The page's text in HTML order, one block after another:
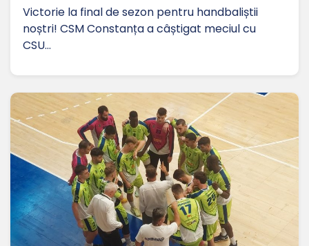
Victorie la final de sezon pentru handbaliștii
noștri! CSM Constanța a câștigat meciul cu
CSU…